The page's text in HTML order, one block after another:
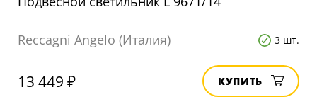
Reccagni Angelo (Италия) 3 шт.
13 449 ₽ КУПИТЬ